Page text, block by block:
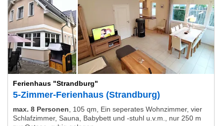
Ferienhaus "Strandburg"
5-Zimmer-Ferienhaus (Strandburg)
max. 8 Personen
105 qm, Ein seperates Wohnzimmer, vier
Schlafzimmer, Sauna, Babybett und -stuhl u.v.m., nur 250 m